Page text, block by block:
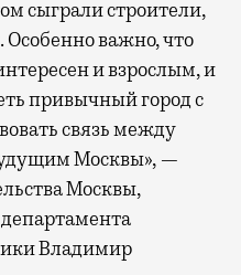
сыграли строители,
важно, что
и взрослым, и
привычный город с
связь между
Москвы», —
Москвы,
Владимир